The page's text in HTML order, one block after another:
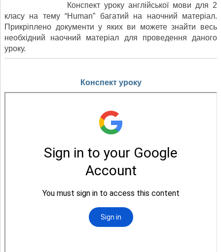
Конспект уроку англійської мови для 2
класу на тему “Human” багатий на наочний матеріал.
Прикріплено документи у яких ви можете знайти весь
необхідний наочний матеріал для проведення даного
уроку.
Конспект уроку